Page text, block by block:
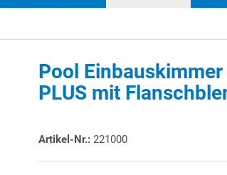
Pool Einbauskimmer
PLUS mit
Artikel-Nr.: 221000